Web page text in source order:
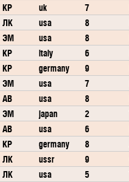
КР
uk 7
ЛК
usa 8
ЭМ
usa 8
КР
italy 6
КР
germany 9
ЭМ
usa 7
АВ
usa 8
ЭМ
japan 2
АВ
usa 6
КР
germany 8
ЛК
ussr 9
ЛК
usa 5